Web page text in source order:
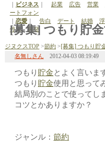
ビジネス 起業 広告 営業
ートフォン
恋愛 告白 デート 結婚
停電
原発
[募集] つもり貯
ジヌクスTOP >節約 >[募集] つもり貯
名無しさん 2012-04-03 08:19:49
つもり 貯金 とよく言いま
つもり 貯金使用と思って
結局別のことで使ってし
コツとかありますか？
ジャンル： 節約